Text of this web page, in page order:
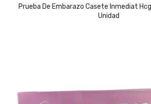
price
was:
Prueba De Embarazo Casete Inmediat Hcg
Unidad